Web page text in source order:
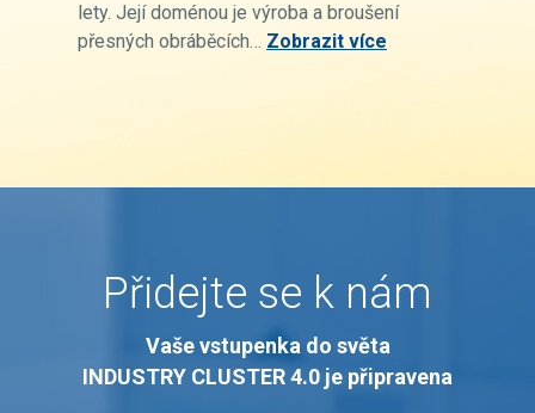
lety. Její doménou je výroba a broušení
přesných obráběcích… Zobrazit více
Přidejte se k nám
Vaše vstupenka do světa
INDUSTRY CLUSTER 4.0 je připravena